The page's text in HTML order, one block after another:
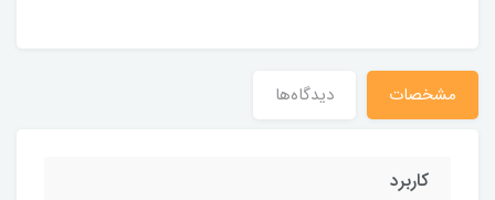
مشخصات دیدگاه‌ها
کاربرد